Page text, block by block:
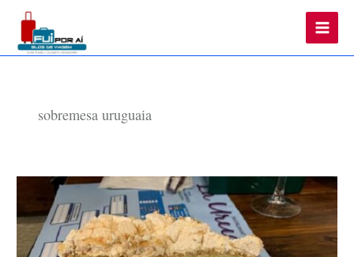
Main
sobremesa uruguaia